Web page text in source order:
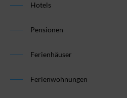
Hotels
Pensionen
Ferienhäuser
Ferienwohnungen